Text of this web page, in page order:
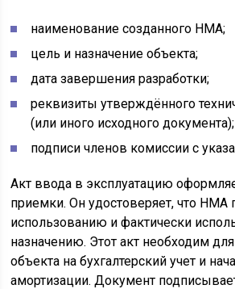
наименование созданного НМА;
цель и назначение объекта;
дата завершения разработки;
реквизиты утверждённого
(или иного исходного документа);
подписи членов комиссии с
Акт ввода в эксплуатацию
приемки. Он удостоверяет, что НМА
использованию и фактически
назначению. Этот акт необходим
объекта на бухгалтерский учет и
амортизации. Документ